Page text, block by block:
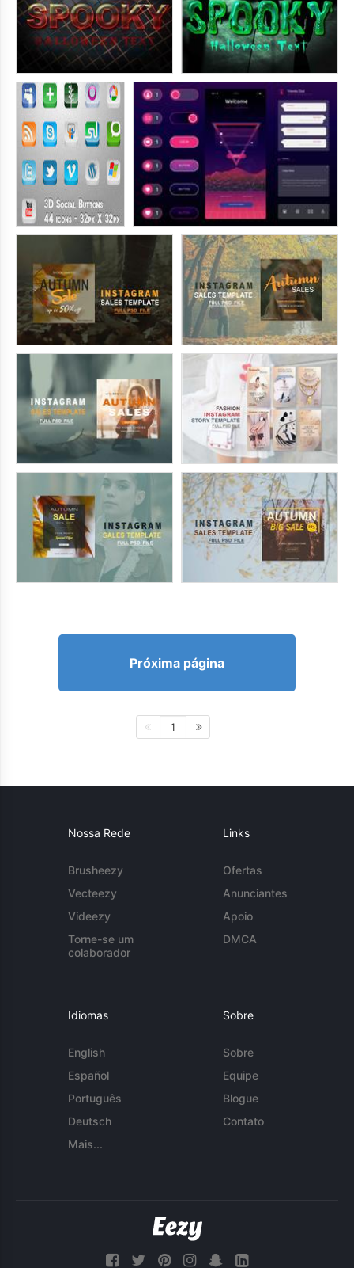
Próxima página
1
Nossa Rede
Brusheezy
Vecteezy
Videezy
Torne-se um
colaborador
Links
Ofertas
Anunciantes
Apoio
DMCA
Idiomas
English
Español
Português
Deutsch
Mais...
Sobre
Sobre
Equipe
Blogue
Contato